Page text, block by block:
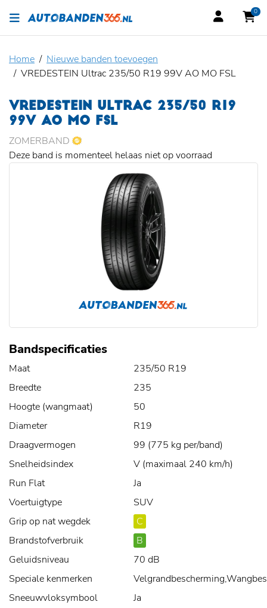
0
Home
Nieuwe banden toevoegen
VREDESTEIN Ultrac 235/50 R19 99V AO MO FSL
VREDESTEIN ULTRAC 235/50 R19
99V AO MO FSL
ZOMERBAND
Deze band is momenteel helaas niet op voorraad
Bandspecificaties
Maat
235/50 R19
Breedte
235
Hoogte (wangmaat)
50
Diameter
R19
Draagvermogen
99 (775 kg per/band)
Snelheidsindex
V (maximaal 240 km/h)
Run Flat
Ja
Voertuigtype
SUV
Grip op nat wegdek
C
Brandstofverbruik
B
Geluidsniveau
70 dB
Speciale kenmerken
Sneeuwvloksymbool
Ja